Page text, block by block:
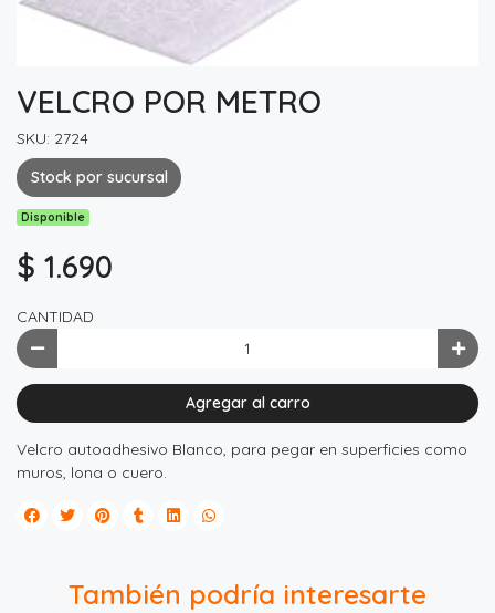
VELCRO POR METRO
SKU: 2724
Stock por sucursal
Disponible
$ 1.690
CANTIDAD
Agregar al carro
Velcro autoadhesivo Blanco, para pegar en superficies como
muros, lona o cuero.
También podría interesarte